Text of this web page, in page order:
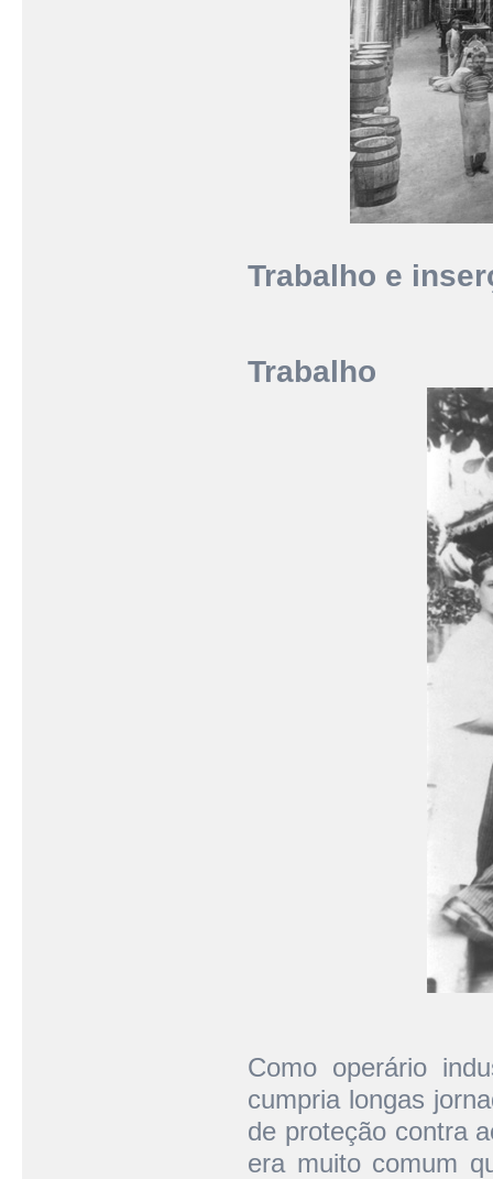
Trabalho e
Trabalho
Como operário
cumpria longas
de proteção contra
era muito comum